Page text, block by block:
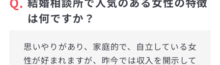
は何ですか？
思いやりがあり、家庭的で、自立している女
性が好まれますが、昨今では収入を開示して